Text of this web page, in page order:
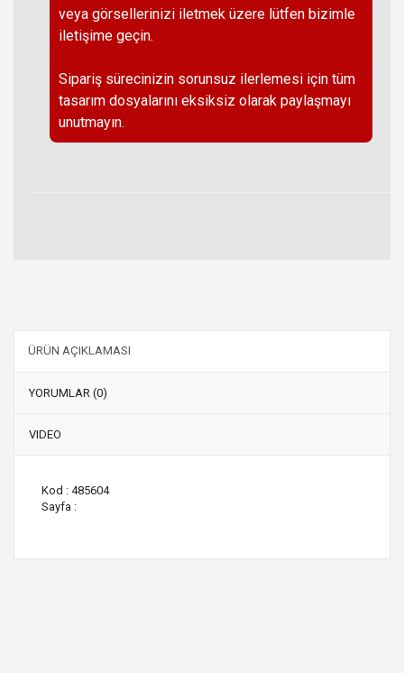
veya görsellerinizi iletmek üzere lütfen bizimle
iletişime geçin.
Sipariş sürecinizin sorunsuz ilerlemesi için tüm
tasarım dosyalarını eksiksiz olarak paylaşmayı
unutmayın.
ÜRÜN AÇIKLAMASI
YORUMLAR (0)
VIDEO
Kod : 485604
Sayfa :